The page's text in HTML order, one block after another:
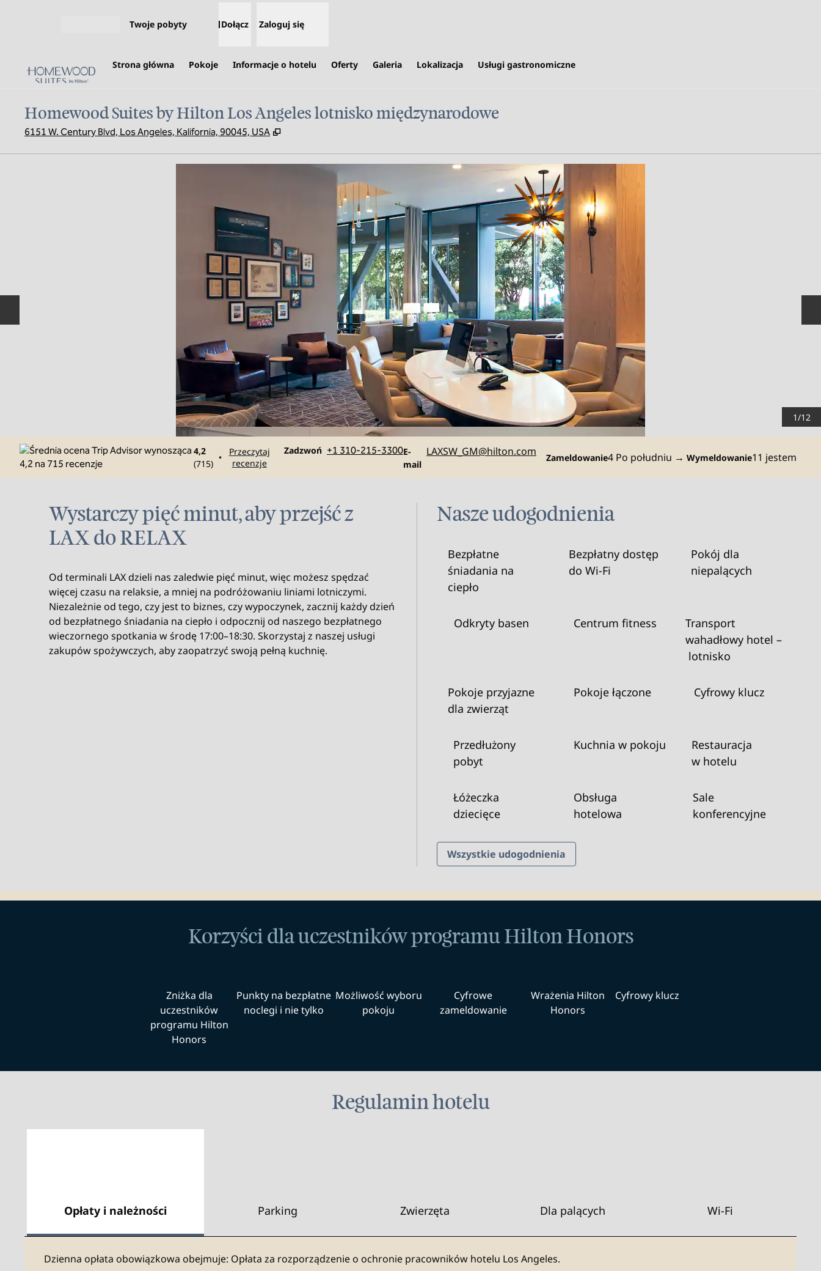
Twoje pobyty Dołącz Zaloguj się
Strona główna Pokoje Informacje o hotelu Oferty Galeria Lokalizacja Usługi gastronomiczne
Homewood Suites by Hilton Los Angeles lotnisko międzynarodowe
6151 W. Century Blvd, Los Angeles, Kalifornia, 90045, USA ,
1/12
4,2
(715)
•
Przeczytaj
recenzje
Zadzwoń
Rozmowa +1 310-215-3300E-
mail
Email LAXSW_GM@hilton.com Zameldowanie4 Po południu → Wymeldowanie11 jestem
Wystarczy pięć minut, aby przejść z
LAX do RELAX
Od terminali LAX dzieli nas zaledwie pięć minut, więc możesz spędzać
więcej czasu na relaksie, a mniej na podróżowaniu liniami lotniczymi.
Niezależnie od tego, czy jest to biznes, czy wypoczynek, zacznij każdy dzień
od bezpłatnego śniadania na ciepło i odpocznij od naszego bezpłatnego
wieczornego spotkania w środę 17:00–18:30. Skorzystaj z naszej usługi
zakupów spożywczych, aby zaopatrzyć swoją pełną kuchnię.
Nasze udogodnienia
Bezpłatne
śniadania na
ciepło
Bezpłatny dostęp
do Wi‑Fi
Pokój dla
niepalących
Odkryty basen Centrum fitness
Transport
wahadłowy hotel –
lotnisko
Pokoje przyjazne
dla zwierząt
Pokoje łączone Cyfrowy klucz
Przedłużony
pobyt
Kuchnia w pokoju
Restauracja
w hotelu
Łóżeczka
dziecięce
Obsługa
hotelowa
Sale
konferencyjne
Wszystkie udogodnienia
Korzyści dla uczestników programu Hilton Honors
Zniżka dla
uczestników
programu Hilton
Honors
Punkty na bezpłatne
noclegi i nie tylko
Możliwość wyboru
pokoju
Cyfrowe
zameldowanie
Wrażenia Hilton
Honors
Cyfrowy klucz
Regulamin hotelu
Opłaty i należności Parking Zwierzęta Dla palących Wi-Fi
Dzienna opłata obowiązkowa obejmuje: Opłata za rozporządzenie o ochronie pracowników hotelu Los Angeles.